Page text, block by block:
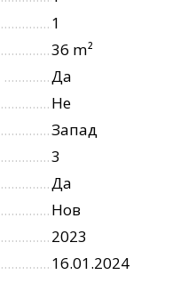
1
36 m²
Да
Не
Запад
3
Да
Нов
2023
16.01.2024